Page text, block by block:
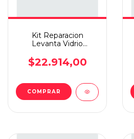
Kit Reparacion
Levanta Vidrio
Touch)d.i
$22.914,00
COMPRAR